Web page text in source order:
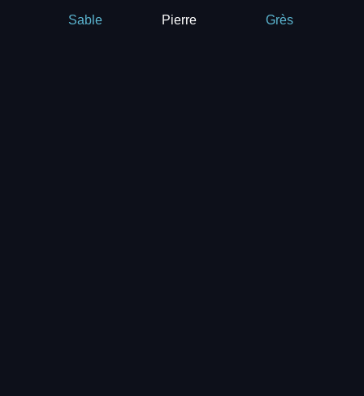
Sable Pierre Grès